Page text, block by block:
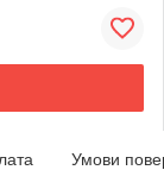
Умови